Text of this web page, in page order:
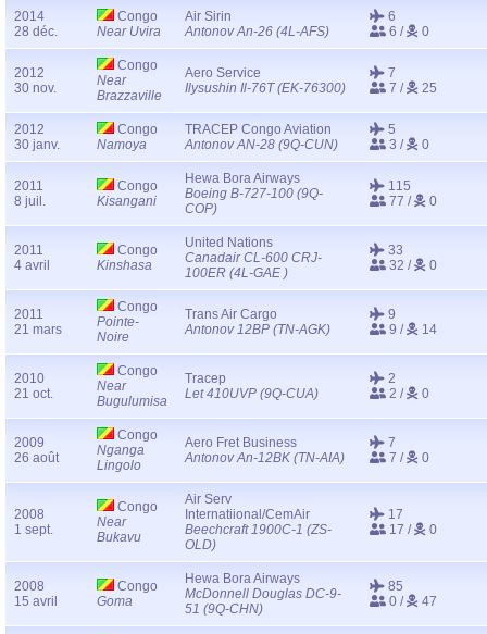
2014
28 déc.
Congo
Near Uvira
Air Sirin
Antonov An-26 (4L-AFS)
6
6 /
0
2012
30 nov.
Congo
Near
Brazzaville
Aero Service
Ilysushin Il-76T (EK-76300)
7
7 /
25
2012
30 janv.
Congo
Namoya
TRACEP Congo Aviation
Antonov AN-28 (9Q-CUN)
5
3 /
0
2011
8 juil.
Congo
Kisangani
Hewa Bora Airways
Boeing B-727-100 (9Q-
COP)
115
77 /
0
2011
4 avril
Congo
Kinshasa
United Nations
Canadair CL-600 CRJ-
100ER (4L-GAE )
33
32 /
0
2011
21 mars
Congo
Pointe-
Noire
Trans Air Cargo
Antonov 12BP (TN-AGK)
9
9 /
14
2010
21 oct.
Congo
Near
Bugulumisa
Tracep
Let 410UVP (9Q-CUA)
2
2 /
0
2009
26 août
Congo
Nganga
Lingolo
Aero Fret Business
Antonov An-12BK (TN-AIA)
7
7 /
0
2008
1 sept.
Congo
Near
Bukavu
Air Serv
Internatiional/CemAir
Beechcraft 1900C-1 (ZS-
OLD)
17
17 /
0
2008
15 avril
Congo
Goma
Hewa Bora Airways
McDonnell Douglas DC-9-
51 (9Q-CHN)
85
0 /
47